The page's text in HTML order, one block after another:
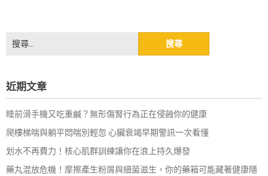
搜
尋
字:
近期文章
睡前滑手機又吃重鹹？無形傷腎行為正在侵蝕你的健康
爬樓梯喘與躺平悶喘別輕忽 心臟衰竭早期警訊一次看懂
划水不再費力！核心肌群訓練讓你在浪上持久爆發
藥丸混放危機！摩擦產生粉屑與細菌滋生，你的藥箱可能藏著健康隱